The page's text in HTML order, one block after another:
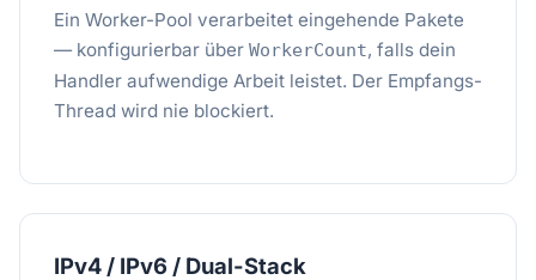
Ein Worker-Pool verarbeitet eingehende Pakete
— konfigurierbar über WorkerCount, falls dein
Handler aufwendige Arbeit leistet. Der Empfangs-
Thread wird nie blockiert.
IPv4 / IPv6 / Dual-Stack